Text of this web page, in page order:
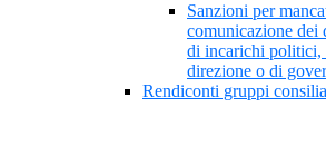
Sanzioni per
comunicazione dei
di incarichi politici,
direzione o di
Rendiconti gruppi